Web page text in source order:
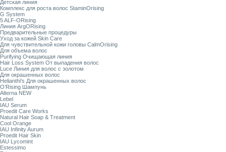
Детская линия
Комплекс для роста волос StaminOrising
G System
5 ALF-ORising
Линия ArgORising
Предварительные процедуры
Уход за кожей Skin Care
Для чувствительной кожи головы CalmOrising
Для объема волос
Purifying Очищающая линия
Hair Loss System От выпадения волос
Luce Линия для волос с золотом
Для окрашенных волос
Helianthi's Для окрашенных волос
O’Rising Шампунь
Alterna NEW
Lebel
IAU Serum
Proedit Care Works
Natural Hair Soap & Treatment
Cool Orange
IAU Infinity Aurum
Proedit Hair Skin
IAU Lycomint
Estessimo